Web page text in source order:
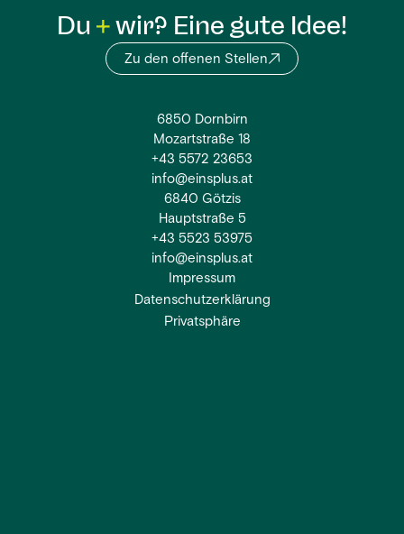
Du wir? Eine gute Idee!
Zu den offenen Stellen
6850 Dornbirn
Mozartstraße 18
+43 5572 23653
info@einsplus.at
6840 Götzis
Hauptstraße 5
+43 5523 53975
info@einsplus.at
Impressum
Datenschutzerklärung
Privatsphäre